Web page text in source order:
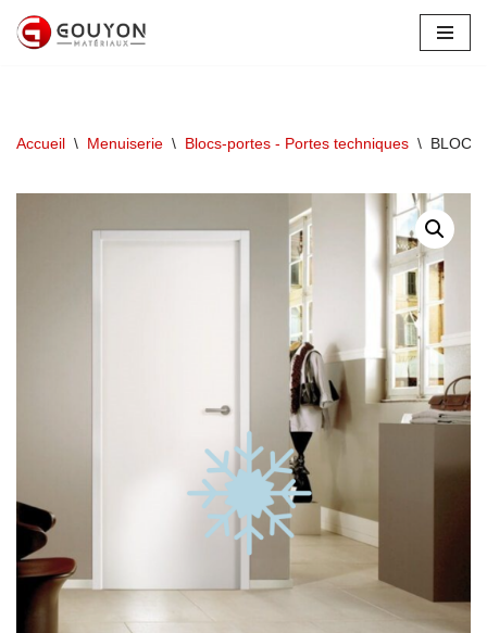
Accueil \ Menuiserie \ Blocs-portes - Portes techniques \ BLOC